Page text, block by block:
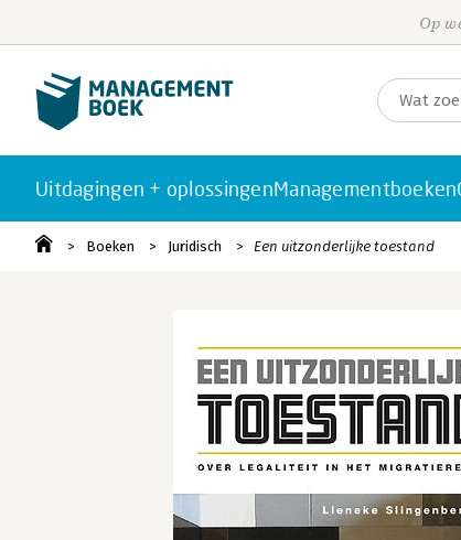
Op
Uitdagingen + oplossingenManagementboeken
Boeken Juridisch Een uitzonderlijke toestand